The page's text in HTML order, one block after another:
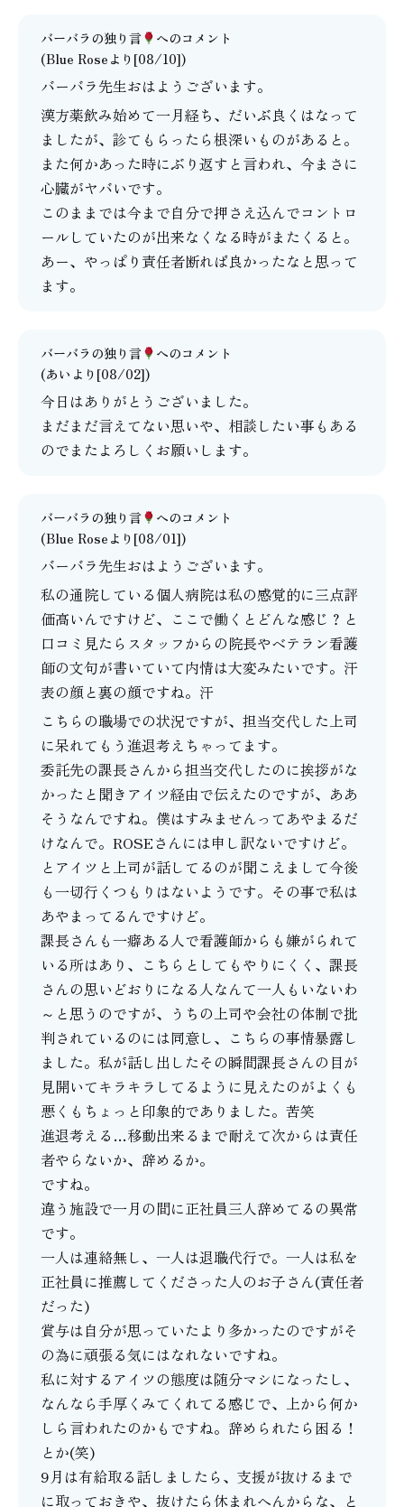
バーバラの独り言
へのコメント
(Blue Roseより[08/10])
バーバラ先生おはようございます。
漢方薬飲み始めて一月経ち、だいぶ良くはなって
ましたが、診てもらったら根深いものがあると。
また何かあった時にぶり返すと言われ、今まさに
心臓がヤバいです。
このままでは今まで自分で押さえ込んでコントロ
ールしていたのが出来なくなる時がまたくると。
あー、やっぱり責任者断れば良かったなと思って
ます。
バーバラの独り言
へのコメント
(あいより[08/02])
今日はありがとうございました。
まだまだ言えてない思いや、相談したい事もある
のでまたよろしくお願いします。
バーバラの独り言
へのコメント
(Blue Roseより[08/01])
バーバラ先生おはようございます。
私の通院している個人病院は私の感覚的に三点評
価高いんですけど、ここで働くとどんな感じ？と
口コミ見たらスタッフからの院長やベテラン看護
師の文句が書いていて内情は大変みたいです。汗
表の顔と裏の顔ですね。汗
こちらの職場での状況ですが、担当交代した上司
に呆れてもう進退考えちゃってます。
委託先の課長さんから担当交代したのに挨拶がな
かったと聞きアイツ経由で伝えたのですが、ああ
そうなんですね。僕はすみませんってあやまるだ
けなんで。ROSEさんには申し訳ないですけど。
とアイツと上司が話してるのが聞こえまして今後
も一切行くつもりはないようです。その事で私は
あやまってるんですけど。
課長さんも一癖ある人で看護師からも嫌がられて
いる所はあり、こちらとしてもやりにくく、課長
さんの思いどおりになる人なんて一人もいないわ
～と思うのですが、うちの上司や会社の体制で批
判されているのには同意し、こちらの事情暴露し
ました。私が話し出したその瞬間課長さんの目が
見開いてキラキラしてるように見えたのがよくも
悪くもちょっと印象的でありました。苦笑
進退考える…移動出来るまで耐えて次からは責任
者やらないか、辞めるか。
ですね。
違う施設で一月の間に正社員三人辞めてるの異常
です。
一人は連絡無し、一人は退職代行で。一人は私を
正社員に推薦してくださった人のお子さん(責任者
だった)
賞与は自分が思っていたより多かったのですがそ
の為に頑張る気にはなれないですね。
私に対するアイツの態度は随分マシになったし、
なんなら手厚くみてくれてる感じで、上から何か
しら言われたのかもですね。辞められたら困る！
とか(笑)
9月は有給取る話しましたら、支援が抜けるまで
に取っておきや、抜けたら休まれへんからな、と